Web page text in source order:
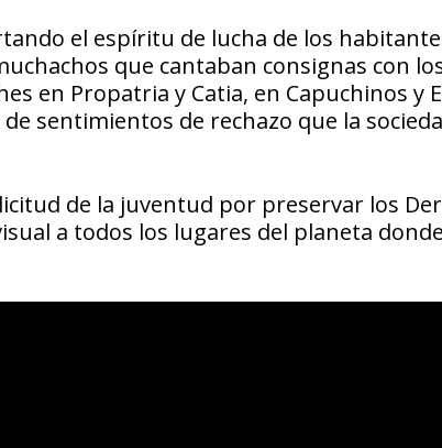
el espíritu de lucha de los
que cantaban consignas con
en Propatria y Catia, en Capuchinos y
sentimientos de rechazo que la
de la juventud por preservar los
a todos los lugares del planeta